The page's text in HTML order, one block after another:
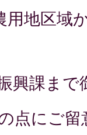
用地区域
興課まで
点にご